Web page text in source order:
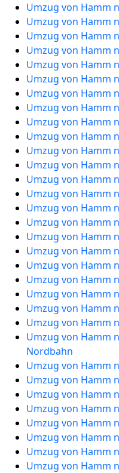
Umzug von Hamm
Umzug von Hamm
Umzug von Hamm
Umzug von Hamm
Umzug von Hamm
Umzug von Hamm
Umzug von Hamm
Umzug von Hamm
Umzug von Hamm
Umzug von Hamm
Umzug von Hamm
Umzug von Hamm
Umzug von Hamm
Umzug von Hamm
Umzug von Hamm
Umzug von Hamm
Umzug von Hamm
Umzug von Hamm
Umzug von Hamm
Umzug von Hamm
Umzug von Hamm
Umzug von Hamm
Umzug von Hamm
Umzug von Hamm
Nordbahn
Umzug von Hamm
Umzug von Hamm
Umzug von Hamm
Umzug von Hamm
Umzug von Hamm
Umzug von Hamm
Umzug von Hamm
Umzug von Hamm